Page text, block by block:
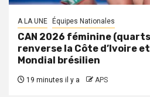
A LA UNE Équipes Nationales
CAN 2026 féminine (quarts
renverse la Côte d’Ivoire
Mondial brésilien
19 minutes il y a APS